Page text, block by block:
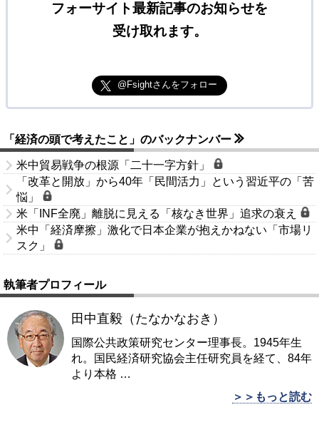
フォーサイト最新記事のお知らせを
受け取れます。
@Fsightさんをフォロー
「経済の頭で考えたこと」のバックナンバー
米中貿易戦争の根源「二十一字方針」
「改革と開放」から40年「民間活力」という習近平の「苦
悩」
米「INF全廃」離脱に見える「核なき世界」追求の衰え
米中「経済摩擦」激化で日本企業が抱えかねない「市場リ
スク」
執筆者プロフィール
田中直毅（たなかなおき）
国際公共政策研究センター理事長。1945年生
れ。国民経済研究協会主任研究員を経て、84年
より本格 …
＞＞もっと読む